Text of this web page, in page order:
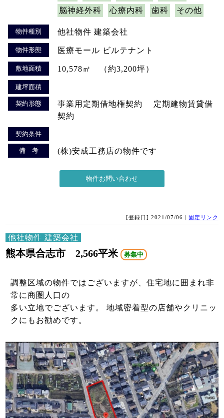
脳神経外科
心療内科 歯科 その他
物件種別 他社物件 建築会社
物件形態 医療モール ビルテナント
敷地面積 10,578㎡ （約3,200坪）
建坪面積
契約形態
事業用定期借地権契約 定期建物賃貸借
契約
契約条件
備 考 (株)安成工務店の物件です
[登録日] 2021/07/06 | 固定リンク
他社物件 建築会社
熊本県合志市 2,566平米 募集中
調整区域の物件ではございますが、住宅地に囲まれ非
常に商圏人口の
多い立地でございます。 地域密着型の店舗やクリニッ
クにもお勧めです。